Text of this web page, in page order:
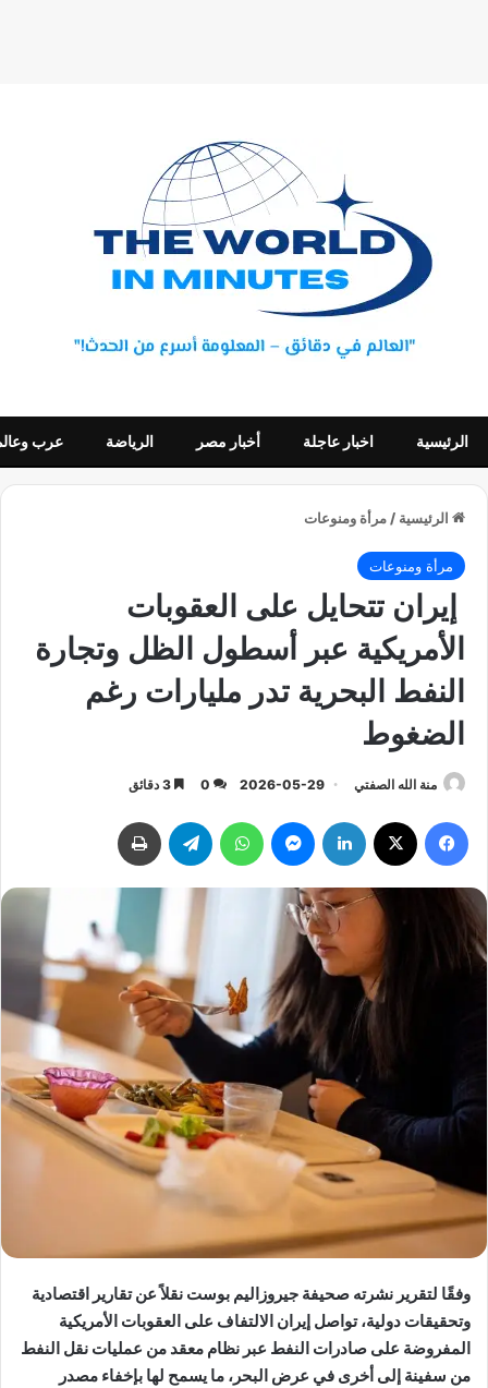
الرئيسية اخبار عاجلة أخبار مصر الرياضة عرب
الرئيسية / مرأة ومنوعات
مرأة ومنوعات
إيران تتحايل على العقوبات
الأمريكية عبر أسطول الظل وتجارة
النفط البحرية تدر مليارات رغم
الضغوط
منة الله الصفتي 2026-05-29
0
وفقًا لتقرير نشرته صحيفة جيروزاليم بوست نقلاً عن تقارير اقتصادية
وتحقيقات دولية، تواصل إيران الالتفاف على العقوبات الأمريكية
المفروضة على صادرات النفط عبر نظام معقد من عمليات نقل النفط
من سفينة إلى أخرى في عرض البحر، ما يسمح لها بإخفاء مصدر